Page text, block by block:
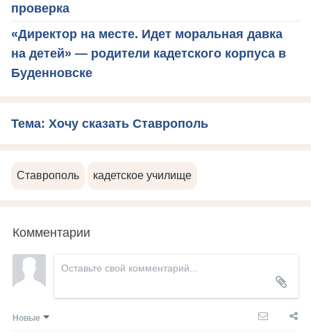
проверка
«Директор на месте. Идет моральная давка
на детей» — родители кадетского корпуса в
Буденновске
Тема: Хочу сказать Ставрополь
Ставрополь кадетское училище
Комментарии
Новые